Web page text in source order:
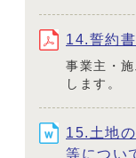
14.誓約
事業主・
します。
15.土地
等につい